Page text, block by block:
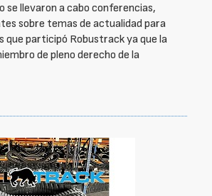
se llevaron a cabo conferencias,
sobre temas de actualidad para
que participó Robustrack ya que la
de pleno derecho de la